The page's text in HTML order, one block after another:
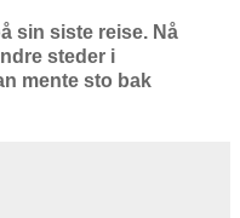
sin siste reise. Nå
steder i
mente sto bak